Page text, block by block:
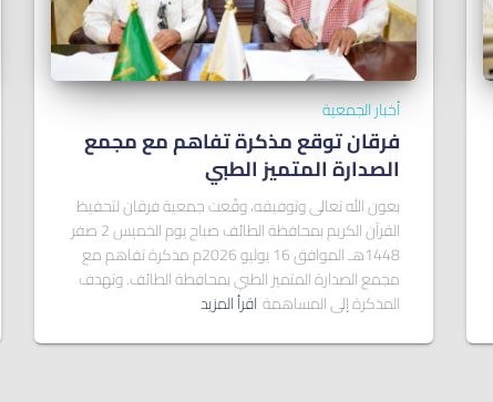
أخبار الجمعية
فرقان توقع مذكرة تفاهم مع مجمع
الصدارة المتميز الطبي
بعون الله تعالى وتوفيقه، وقّعت جمعية فرقان لتحفيظ
القرآن الكريم بمحافظة الطائف صباح يوم الخميس 2 صفر
1448هـ الموافق 16 يوليو 2026م مذكرة تفاهم مع
مجمع الصدارة المتميز الطبي بمحافظة الطائف. وتهدف
المذكرة إلى المساهمة اقرأ المزيد